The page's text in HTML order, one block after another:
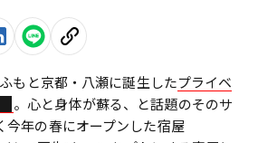
もと京都・八瀬に誕生したプライベ
。心と身体が蘇る、と話題のそのサ
今年の春にオープンした宿屋